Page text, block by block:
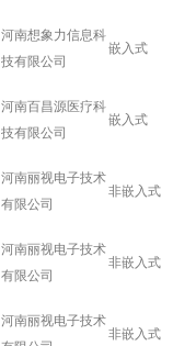
河南想象力信息科
技有限公司
嵌入式
河南百昌源医疗科
技有限公司
嵌入式
河南丽视电子技术
有限公司
非嵌入式
河南丽视电子技术
有限公司
非嵌入式
河南丽视电子技术
非嵌入式